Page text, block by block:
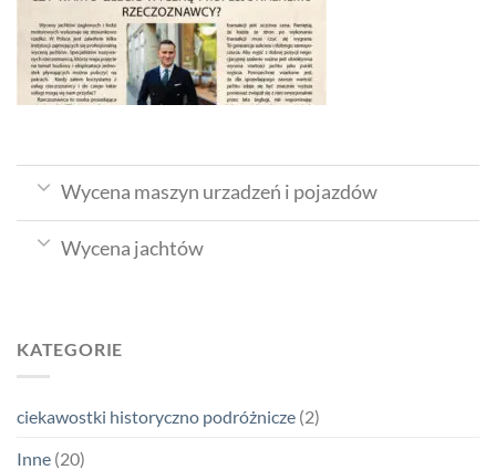
Wycena maszyn urzadzeń i pojazdów
Wycena jachtów
KATEGORIE
ciekawostki historyczno podróżnicze (2)
Inne (20)